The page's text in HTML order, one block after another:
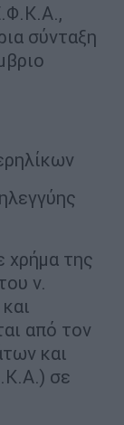
σύνταξη
χρήμα της
ν.
από τον
και
σε